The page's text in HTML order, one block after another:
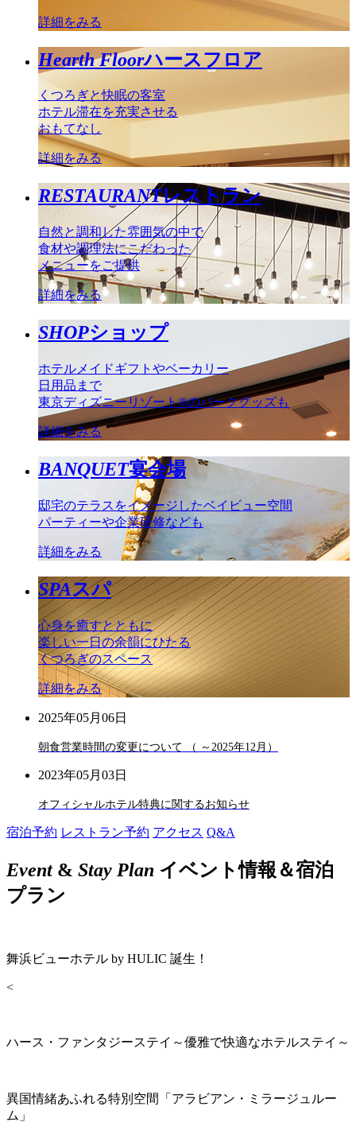
詳細をみる
Hearth Floorハースフロア
くつろぎと快眠の客室
ホテル滞在を充実させる
おもてなし
詳細をみる
RESTAURANTレストラン
自然と調和した雰囲気の中で
食材や調理法にこだわった
メニューをご提供
詳細をみる
SHOPショップ
ホテルメイドギフトやベーカリー
日用品まで
東京ディズニーリゾート®のパークグッズも
詳細をみる
BANQUET宴会場
邸宅のテラスをイメージしたベイビュー空間
パーティーや企業研修なども
詳細をみる
SPAスパ
心身を癒すとともに
楽しい一日の余韻にひたる
くつろぎのスペース
詳細をみる
2025年05月06日
朝食営業時間の変更について （ ～2025年12月）
2023年05月03日
オフィシャルホテル特典に関するお知らせ
宿泊予約 レストラン予約 アクセス Q&A
Event& Stay Plan イベント情報＆宿泊
プラン
舞浜ビューホテル by HULIC 誕生！
<
ハース・ファンタジーステイ～優雅で快適なホテルステイ～
異国情緒あふれる特別空間「アラビアン・ミラージュルー
ム」